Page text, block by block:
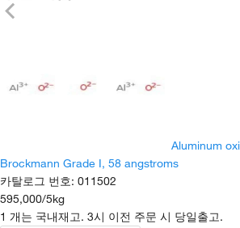
Aluminum
Brockmann Grade I, 58 angstroms
카탈로그 번호: 011502
595,000/5kg
1 개는 국내재고. 3시 이전 주문 시 당일출고.